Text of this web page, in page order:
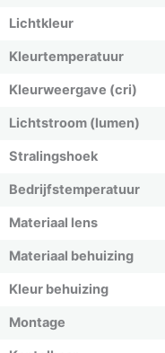
Lichtkleur
Kleurtemperatuur
Kleurweergave (cri)
Lichtstroom (lumen)
Stralingshoek
Bedrijfstemperatuur
Materiaal lens
Materiaal behuizing
Kleur behuizing
Montage